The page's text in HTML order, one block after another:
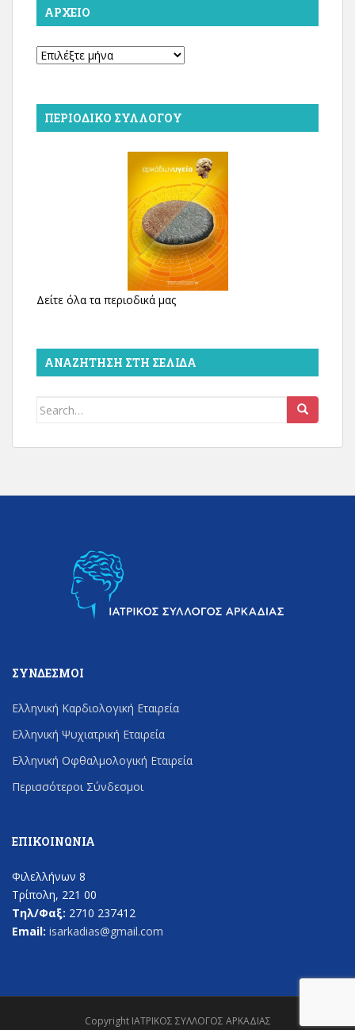
ΑΡΧΕΊΟ
Αρχείο
ΠΕΡΙΟΔΙΚΌ ΣΥΛΛΌΓΟΥ
Δείτε όλα τα περιοδικά μας
ΑΝΑΖΉΤΗΣΗ ΣΤΗ ΣΕΛΊΔΑ
Search
ΣΎΝΔΕΣΜΟΙ
Ελληνική Καρδιολογική Εταιρεία
Ελληνική Ψυχιατρική Εταιρεία
Ελληνική Οφθαλμολογική Εταιρεία
Περισσότεροι Σύνδεσμοι
ΕΠΙΚΟΙΝΩΝΊΑ
Φιλελλήνων 8
Τρίπολη, 221 00
Τηλ/Φαξ: 2710 237412
Email: isarkadias@gmail.com
Copyright ΙΑΤΡΙΚΟΣ ΣΥΛΛΟΓΟΣ ΑΡΚΑΔΙΑΣ